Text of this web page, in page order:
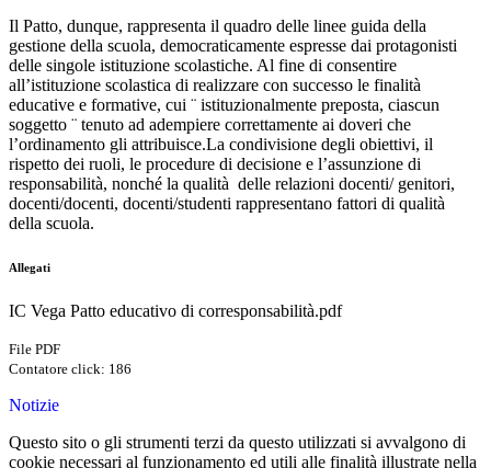
Il Patto, dunque, rappresenta il quadro delle linee guida della
gestione della scuola, democraticamente espresse dai protagonisti
delle singole istituzione scolastiche. Al fine di consentire
all’istituzione scolastica di realizzare con successo le finalità
educative e formative, cui ¨ istituzionalmente preposta, ciascun
soggetto ¨ tenuto ad adempiere correttamente ai doveri che
l’ordinamento gli attribuisce.La condivisione degli obiettivi, il
rispetto dei ruoli, le procedure di decisione e l’assunzione di
responsabilità, nonché la qualità delle relazioni docenti/ genitori,
docenti/docenti, docenti/studenti rappresentano fattori di qualità
della scuola.
Allegati
IC Vega Patto educativo di corresponsabilità.pdf
File PDF
Contatore click: 186
Notizie
Questo sito o gli strumenti terzi da questo utilizzati si avvalgono di
cookie necessari al funzionamento ed utili alle finalità illustrate nella